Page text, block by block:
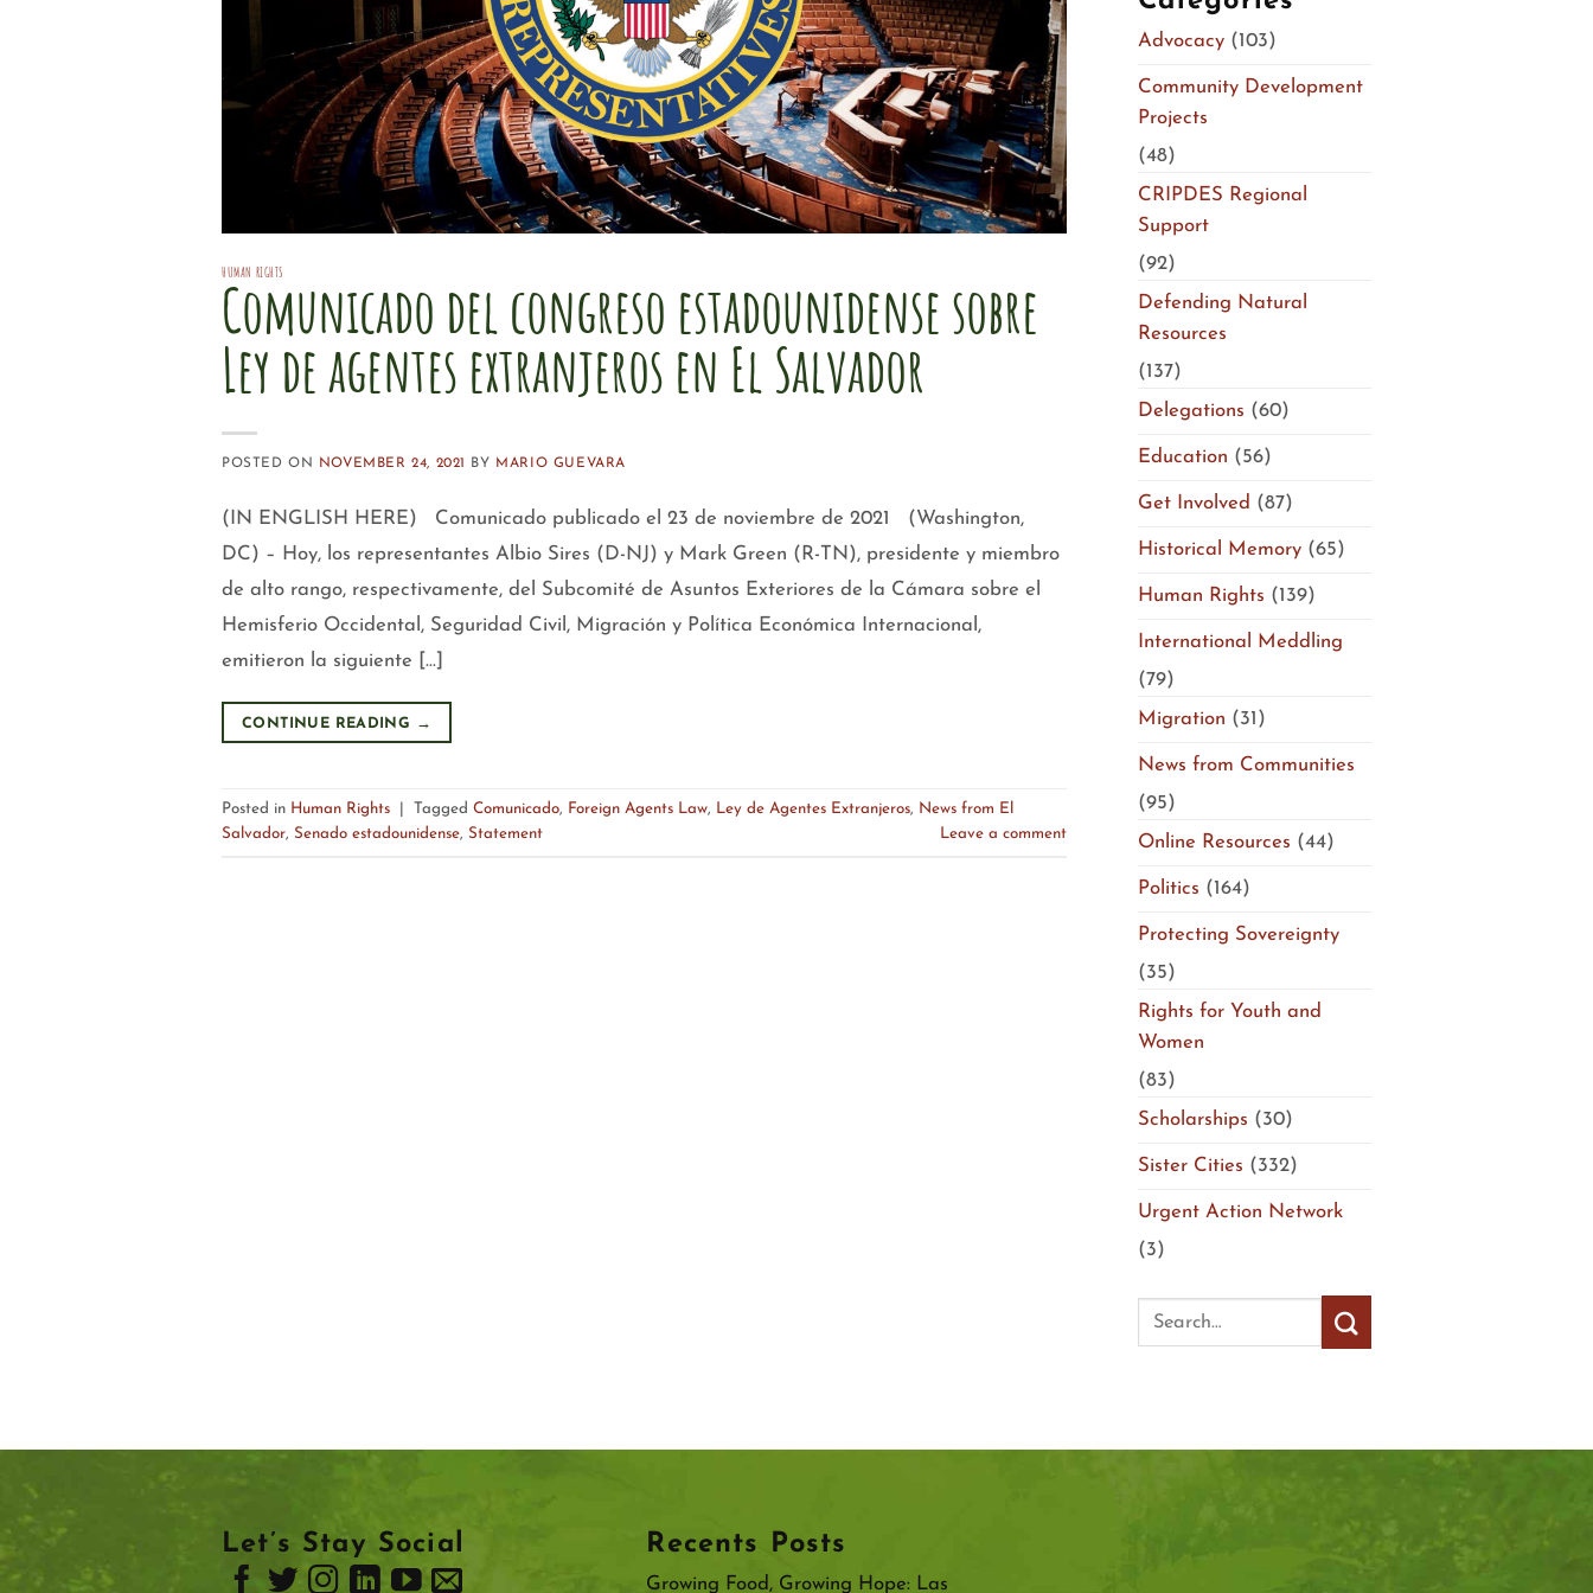
HUMAN RIGHTS
Comunicado del congreso estadounidense sobre
Ley de agentes extranjeros en El Salvador
POSTED ON NOVEMBER 24, 2021 BY MARIO GUEVARA
(IN ENGLISH HERE) Comunicado publicado el 23 de noviembre de 2021 (Washington,
DC) – Hoy, los representantes Albio Sires (D-NJ) y Mark Green (R-TN), presidente y miembro
de alto rango, respectivamente, del Subcomité de Asuntos Exteriores de la Cámara sobre el
Hemisferio Occidental, Seguridad Civil, Migración y Política Económica Internacional,
emitieron la siguiente […]
CONTINUE READING →
Posted in Human Rights Tagged Comunicado, Foreign Agents Law, Ley de Agentes Extranjeros, News from El
Salvador, Senado estadounidense, Statement Leave a comment
Advocacy(103)
Community Development
Projects
(48)
CRIPDES Regional
Support
(92)
Defending Natural
Resources
(137)
Delegations (60)
Education (56)
Get Involved (87)
Historical Memory(65)
Human Rights (139)
International Meddling
(79)
Migration (31)
News from Communities
(95)
Online Resources (44)
Politics (164)
Protecting Sovereignty
(35)
Rights for Youth and
Women
(83)
Scholarships (30)
Sister Cities (332)
Urgent Action Network
(3)
Let’s Stay Social Recents Posts
Growing Food, Growing Hope: Las